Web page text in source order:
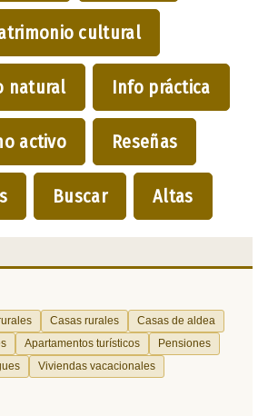
cultural
natural Info práctica
activo Reseñas
Buscar Altas